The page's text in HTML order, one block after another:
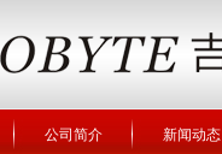
公司简介 新闻动态